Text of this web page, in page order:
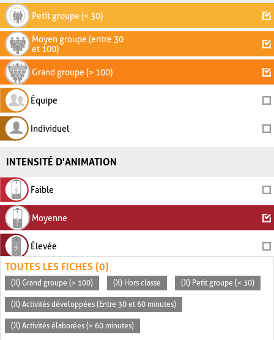
Petit groupe (< 30)
Moyen groupe (entre 30
et 100)
Grand groupe (> 100)
Équipe
Individuel
INTENSITÉ D'ANIMATION
Faible
Moyenne
Élevée
TOUTES LES FICHES (0)
(X) Grand groupe (> 100) (X) Hors classe (X) Petit groupe (< 30)
(X) Activités développées (Entre 30 et 60 minutes)
(X) Activités élaborées (> 60 minutes)